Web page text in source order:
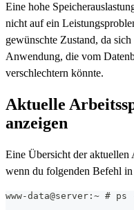
Eine hohe
nicht auf ein
gewünschte Zustand, da
Anwendung, die vom
verschlechtern könnte.
Aktuelle
anzeigen
Eine Übersicht der aktuellen
wenn du folgenden Befehl
www-data@server:~ # ps